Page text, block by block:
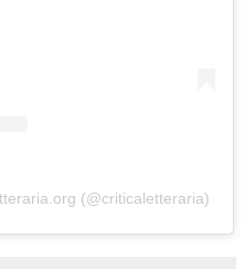
(@criticaletteraria)